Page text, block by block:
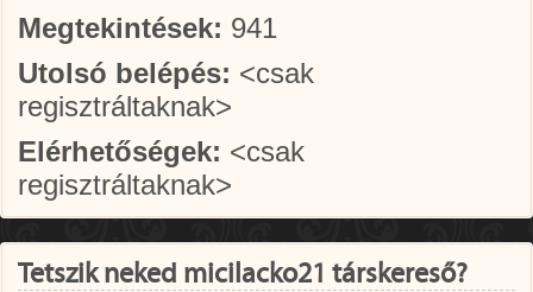
Megtekintések: 941
Utolsó belépés: <csak
regisztráltaknak>
Elérhetőségek: <csak
regisztráltaknak>
Tetszik neked micilacko21 társkereső?